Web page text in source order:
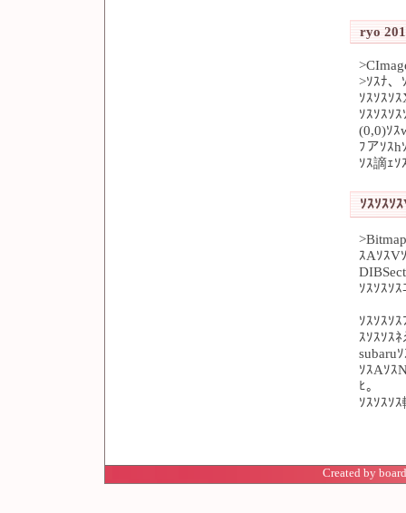
ryo
>ｿｽﾅ、
ｿｽｿｽｿ
ｿｽｿｽｿｽ
(0,0)ｿｽ
ﾌアｿｽh
ｿｽ謫ｪｿ
ｿｽｿｽｿ
ｽAｿｽV
ｿｽｿｽｿ
ｿｽｿｽｿ
ｽｿｽｿｽﾈ
subaru
ｿｽAｿｽ
ﾋ。
ｿｽｿｽｿ
Created by